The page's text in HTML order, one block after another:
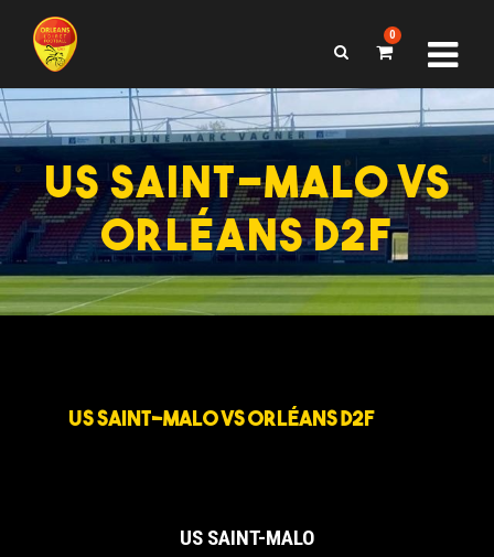
0
US SAINT-MALO VS
ORLÉANS D2F
US SAINT-MALO VS ORLÉANS D2F
US SAINT-MALO